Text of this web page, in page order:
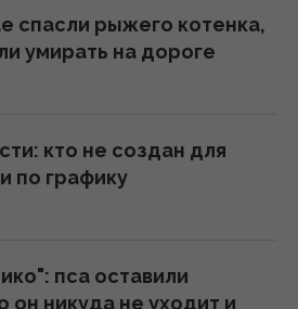
почему исчезла
течение Дуная: для чего
Минобороны данные
18-60 лет: решение
спасли рыжего котенка,
умирать на дороге
кто не создан для
по графику
пса оставили
он никуда не уходит и